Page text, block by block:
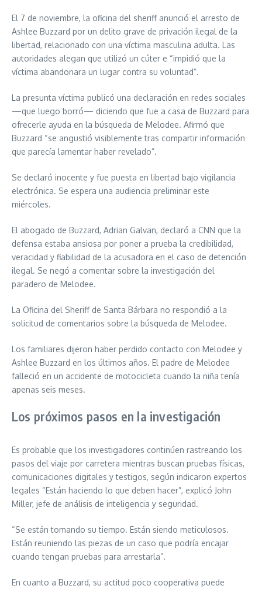
El 7 de noviembre, la oficina del sheriff anunció el arresto de
Ashlee Buzzard por un delito grave de privación ilegal de la
libertad, relacionado con una víctima masculina adulta. Las
autoridades alegan que utilizó un cúter e “impidió que la
víctima abandonara un lugar contra su voluntad”.
La presunta víctima publicó una declaración en redes sociales
—que luego borró— diciendo que fue a casa de Buzzard para
ofrecerle ayuda en la búsqueda de Melodee. Afirmó que
Buzzard “se angustió visiblemente tras compartir información
que parecía lamentar haber revelado”.
Se declaró inocente y fue puesta en libertad bajo vigilancia
electrónica. Se espera una audiencia preliminar este
miércoles.
El abogado de Buzzard, Adrian Galvan, declaró a CNN que la
defensa estaba ansiosa por poner a prueba la credibilidad,
veracidad y fiabilidad de la acusadora en el caso de detención
ilegal. Se negó a comentar sobre la investigación del
paradero de Melodee.
La Oficina del Sheriff de Santa Bárbara no respondió a la
solicitud de comentarios sobre la búsqueda de Melodee.
Los familiares dijeron haber perdido contacto con Melodee y
Ashlee Buzzard en los últimos años. El padre de Melodee
falleció en un accidente de motocicleta cuando la niña tenía
apenas seis meses.
Los próximos pasos en la investigación
Es probable que los investigadores continúen rastreando los
pasos del viaje por carretera mientras buscan pruebas físicas,
comunicaciones digitales y testigos, según indicaron expertos
legales “Están haciendo lo que deben hacer”, explicó John
Miller, jefe de análisis de inteligencia y seguridad.
“Se están tomando su tiempo. Están siendo meticulosos.
Están reuniendo las piezas de un caso que podría encajar
cuando tengan pruebas para arrestarla”.
En cuanto a Buzzard, su actitud poco cooperativa puede